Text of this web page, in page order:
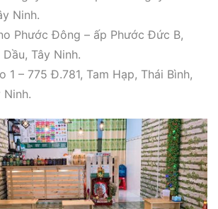
Ninh.
Phước Đông – ấp Phước Đức B,
Tây Ninh.
1 – 775 Đ.781, Tam Hạp, Thái Bình,
Ninh.